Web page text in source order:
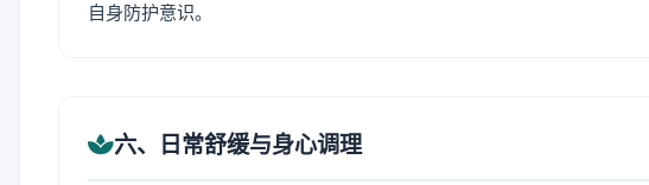
自身防护意识。
六、日常舒缓与身心调理